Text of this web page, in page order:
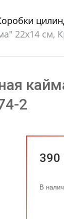
22x14 см,
2
390
В